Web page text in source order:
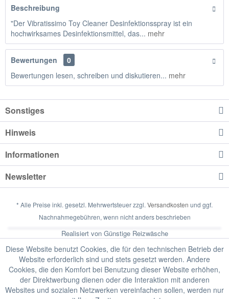
Beschreibung
"Der Vibratissimo Toy Cleaner Desinfektionsspray ist ein
hochwirksames Desinfektionsmittel, das... mehr
Bewertungen
0
Bewertungen lesen, schreiben und diskutieren... mehr
Sonstiges
Hinweis
Informationen
Newsletter
* Alle Preise inkl. gesetzl. Mehrwertsteuer zzgl. Versandkosten und ggf.
Nachnahmegebühren, wenn nicht anders beschrieben
Realisiert von Günstige Reizwäsche
Diese Website benutzt Cookies, die für den technischen Betrieb der
Website erforderlich sind und stets gesetzt werden. Andere
Cookies, die den Komfort bei Benutzung dieser Website erhöhen,
der Direktwerbung dienen oder die Interaktion mit anderen
Websites und sozialen Netzwerken vereinfachen sollen, werden nur